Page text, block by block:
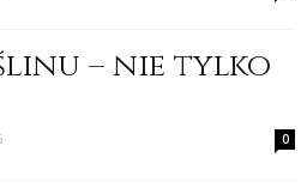
– nie tylko
0